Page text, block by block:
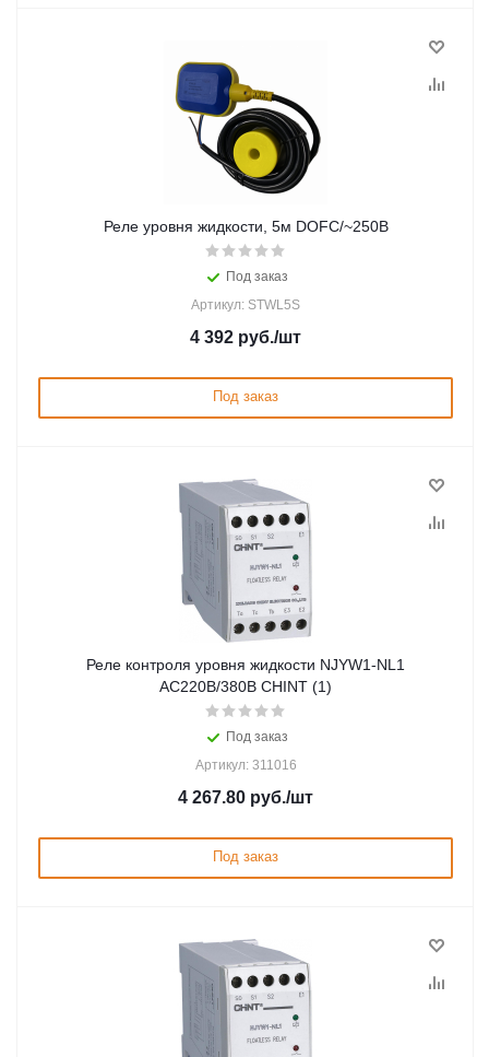
Реле уровня жидкости, 5м DOFC/~250В
Под заказ
Артикул: STWL5S
4 392 руб./шт
Под заказ
Реле контроля уровня жидкости NJYW1-NL1
AC220В/380В CHINT (1)
Под заказ
Артикул: 311016
4 267.80 руб./шт
Под заказ